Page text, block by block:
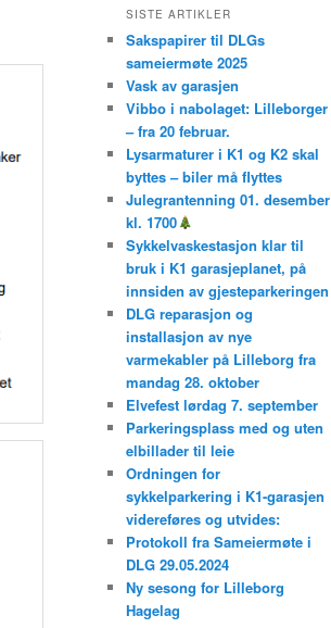
SISTE ARTIKLER
Sakspapirer til DLGs
sameiermøte 2025
Vask av garasjen
Vibbo i nabolaget: Lilleborger
– fra 20 februar.
Lysarmaturer i K1 og K2 skal
byttes – biler må flyttes
Julegrantenning 01. desember
kl. 1700
Sykkelvaskestasjon klar til
bruk i K1 garasjeplanet, på
innsiden av gjesteparkeringen
DLG reparasjon og
installasjon av nye
varmekabler på Lilleborg fra
mandag 28. oktober
Elvefest lørdag 7. september
Parkeringsplass med og uten
elbillader til leie
Ordningen for
sykkelparkering i K1-garasjen
videreføres og utvides:
Protokoll fra Sameiermøte i
DLG 29.05.2024
Ny sesong for Lilleborg
Hagelag